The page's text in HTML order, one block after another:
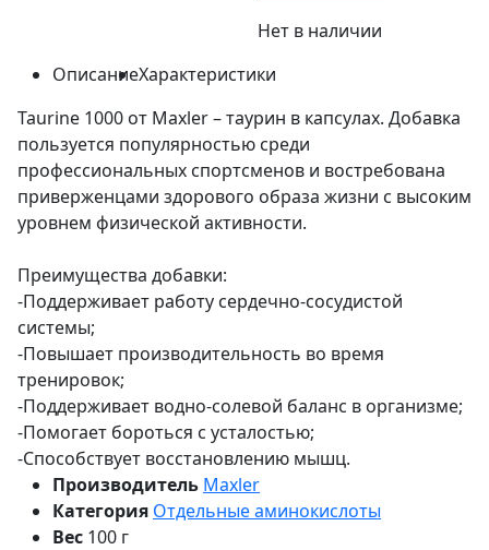
Нет в наличии
ОписаниеХарактеристики
Taurine 1000 от Maxler – таурин в капсулах. Добавка
пользуется популярностью среди
профессиональных спортсменов и востребована
приверженцами здорового образа жизни с высоким
уровнем физической активности.
Преимущества добавки:
-Поддерживает работу сердечно-сосудистой
системы;
-Повышает производительность во время
тренировок;
-Поддерживает водно-солевой баланс в организме;
-Помогает бороться с усталостью;
-Способствует восстановлению мышц.
Производитель Maxler
Категория Отдельные аминокислоты
Вес 100 г